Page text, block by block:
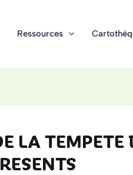
Ressources
LA TEMPETE